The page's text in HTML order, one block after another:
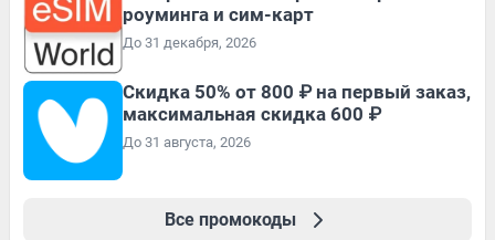
роуминга и сим-карт
До 31 декабря, 2026
Скидка 50% от 800 ₽ на первый заказ,
максимальная скидка 600 ₽
До 31 августа, 2026
Все промокоды